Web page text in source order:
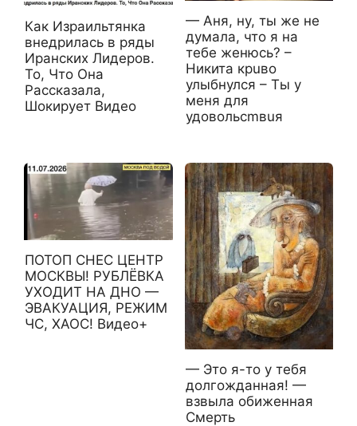
Как Израильтянка
внедрилась в ряды
Иранских Лидеров.
То, Что Она
Рассказала,
Шокирует Видео
— Аня, ну, ты же не
думала, что я на
тебе женюсь? –
Никита крuво
улыбнулся – Ты у
меня для
удовольсmвuя
ПОТОП СНЕС ЦЕНТР
МОСКВЫ! РУБЛЁВКА
УХОДИТ НА ДНО —
ЭВАКУАЦИЯ, РЕЖИМ
ЧС, ХАОС! Видео+
— Это я-то у тебя
долгожданная! —
взвыла обиженная
Смерть